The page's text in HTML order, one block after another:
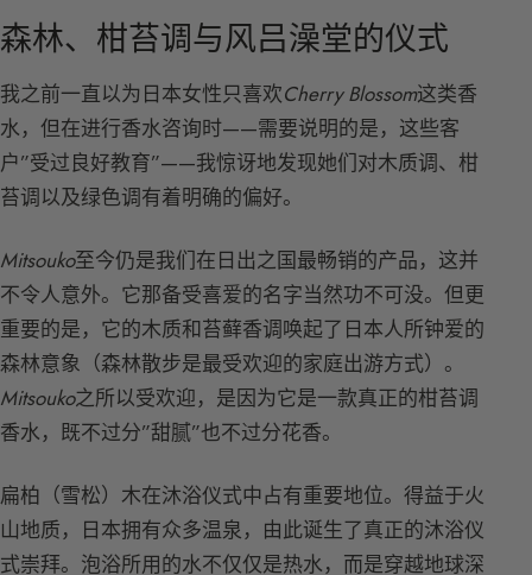
森林、柑苔调与风吕澡堂的仪式
我之前一直以为日本女性只喜欢Cherry Blossom这类香
水，但在进行香水咨询时——需要说明的是，这些客
户”受过良好教育”——我惊讶地发现她们对木质调、柑
苔调以及绿色调有着明确的偏好。
Mitsouko至今仍是我们在日出之国最畅销的产品，这并
不令人意外。它那备受喜爱的名字当然功不可没。但更
重要的是，它的木质和苔藓香调唤起了日本人所钟爱的
森林意象（森林散步是最受欢迎的家庭出游方式）。
Mitsouko之所以受欢迎，是因为它是一款真正的柑苔调
香水，既不过分”甜腻”也不过分花香。
扁柏（雪松）木在沐浴仪式中占有重要地位。得益于火
山地质，日本拥有众多温泉，由此诞生了真正的沐浴仪
式崇拜。泡浴所用的水不仅仅是热水，而是穿越地球深